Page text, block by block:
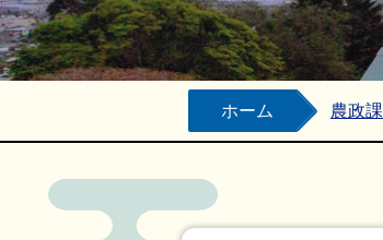
ホーム 農政課